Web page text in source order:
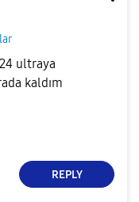
ultraya
kaldım
REPLY